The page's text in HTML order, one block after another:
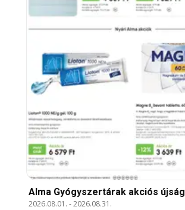
Alma Gyógyszertárak akciós újság
2026.08.01. -2026.08.31.